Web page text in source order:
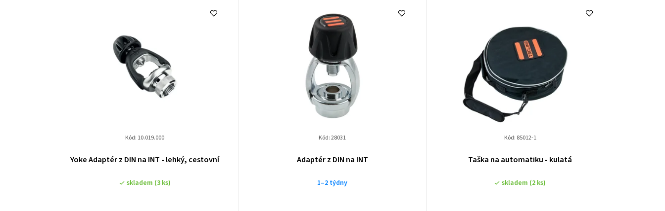
Yoke Adaptér z DIN na INT - lehký, cestovní
skladem (3 ks)
Kód: 10.019.000
Adaptér z DIN na INT
1–2 týdny
Kód:28031
Taška na automatiku - kulatá
skladem (2 ks)
Kód: 85012-1